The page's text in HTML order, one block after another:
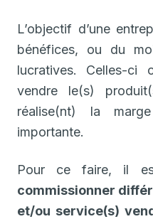
L’objectif d’une
bénéfices, ou du
lucratives. Celles-
vendre le(s)
réalise(nt) la
importante.
Pour ce faire, il
commissionner
et/ou service(s)